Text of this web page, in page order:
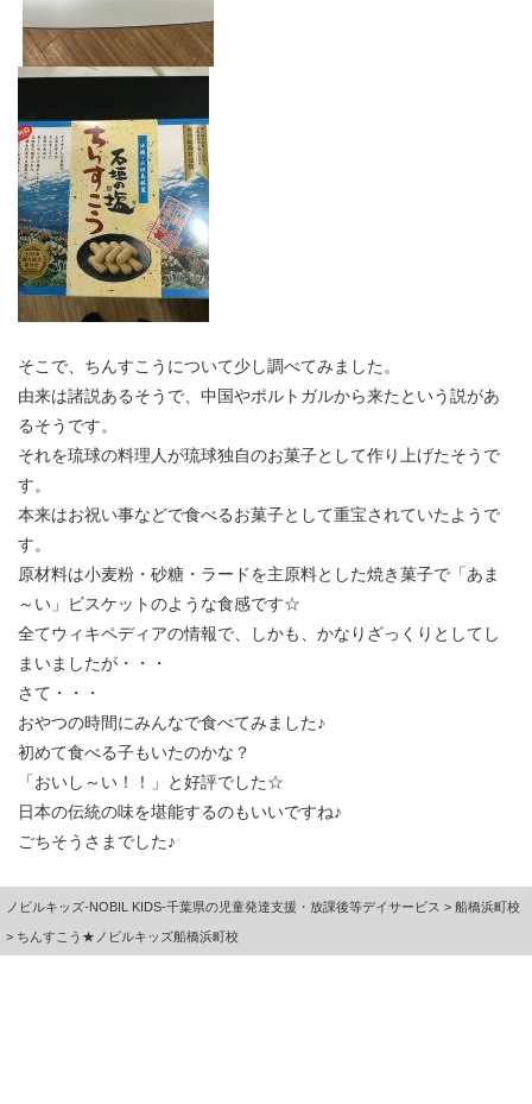
そこで、ちんすこうについて少し調べてみました。
由来は諸説あるそうで、中国やポルトガルから来たという説があ
るそうです。
それを琉球の料理人が琉球独自のお菓子として作り上げたそうで
す。
本来はお祝い事などで食べるお菓子として重宝されていたようで
す。
原材料は小麦粉・砂糖・ラードを主原料とした焼き菓子で「あま
～い」ビスケットのような食感です☆
全てウィキペディアの情報で、しかも、かなりざっくりとしてし
まいましたが・・・
さて・・・
おやつの時間にみんなで食べてみました♪
初めて食べる子もいたのかな？
「おいし～い！！」と好評でした☆
日本の伝統の味を堪能するのもいいですね♪
ごちそうさまでした♪
ノビルキッズ-NOBIL KIDS-千葉県の児童発達支援・放課後等デイサービス > 船橋浜町校
> ちんすこう★ノビルキッズ船橋浜町校